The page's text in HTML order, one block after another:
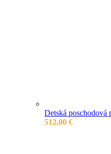
Detská
512,00 €Price